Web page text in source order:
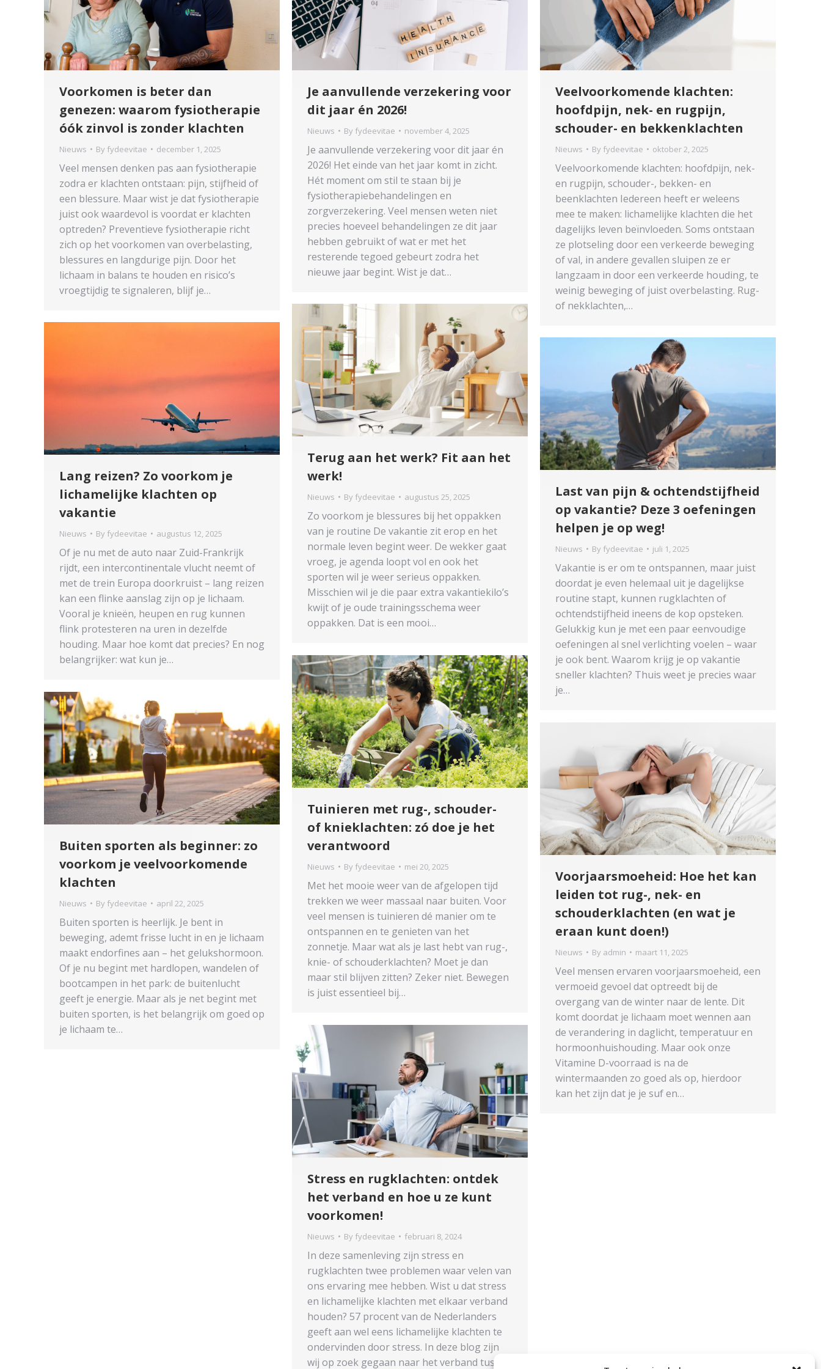
Voorkomen is beter dan
genezen: waarom fysiotherapie
óók zinvol is zonder klachten
Nieuws By fydeevitae december 1, 2025
Veel mensen denken pas aan fysiotherapie
zodra er klachten ontstaan: pijn, stijfheid of
een blessure. Maar wist je dat fysiotherapie
juist ook waardevol is voordat er klachten
optreden? Preventieve fysiotherapie richt
zich op het voorkomen van overbelasting,
blessures en langdurige pijn. Door het
lichaam in balans te houden en risico’s
vroegtijdig te signaleren, blijf je…
Je aanvullende verzekering voor
dit jaar én 2026!
Nieuws By fydeevitae november 4, 2025
Je aanvullende verzekering voor dit jaar én
2026! Het einde van het jaar komt in zicht.
Hét moment om stil te staan bij je
fysiotherapiebehandelingen en
zorgverzekering. Veel mensen weten niet
precies hoeveel behandelingen ze dit jaar
hebben gebruikt of wat er met het
resterende tegoed gebeurt zodra het
nieuwe jaar begint. Wist je dat…
Veelvoorkomende klachten:
hoofdpijn, nek- en rugpijn,
schouder- en bekkenklachten
Nieuws By fydeevitae oktober 2, 2025
Veelvoorkomende klachten: hoofdpijn, nek-
en rugpijn, schouder-, bekken- en
beenklachten Iedereen heeft er weleens
mee te maken: lichamelijke klachten die het
dagelijks leven beïnvloeden. Soms ontstaan
ze plotseling door een verkeerde beweging
of val, in andere gevallen sluipen ze er
langzaam in door een verkeerde houding, te
weinig beweging of juist overbelasting. Rug-
of nekklachten,…
Terug aan het werk? Fit aan het
werk!
Nieuws By fydeevitae augustus 25, 2025
Zo voorkom je blessures bij het oppakken
van je routine De vakantie zit erop en het
normale leven begint weer. De wekker gaat
vroeg, je agenda loopt vol en ook het
sporten wil je weer serieus oppakken.
Misschien wil je die paar extra vakantiekilo’s
kwijt of je oude trainingsschema weer
oppakken. Dat is een mooi…
Lang reizen? Zo voorkom je
lichamelijke klachten op
vakantie
Nieuws By fydeevitae augustus 12, 2025
Of je nu met de auto naar Zuid-Frankrijk
rijdt, een intercontinentale vlucht neemt of
met de trein Europa doorkruist – lang reizen
kan een flinke aanslag zijn op je lichaam.
Vooral je knieën, heupen en rug kunnen
flink protesteren na uren in dezelfde
houding. Maar hoe komt dat precies? En nog
belangrijker: wat kun je…
Last van pijn & ochtendstijfheid
op vakantie? Deze 3 oefeningen
helpen je op weg!
Nieuws By fydeevitae juli 1, 2025
Vakantie is er om te ontspannen, maar juist
doordat je even helemaal uit je dagelijkse
routine stapt, kunnen rugklachten of
ochtendstijfheid ineens de kop opsteken.
Gelukkig kun je met een paar eenvoudige
oefeningen al snel verlichting voelen – waar
je ook bent. Waarom krijg je op vakantie
sneller klachten? Thuis weet je precies waar
je…
Tuinieren met rug-, schouder-
of knieklachten: zó doe je het
verantwoord
Nieuws By fydeevitae mei 20, 2025
Met het mooie weer van de afgelopen tijd
trekken we weer massaal naar buiten. Voor
veel mensen is tuinieren dé manier om te
ontspannen en te genieten van het
zonnetje. Maar wat als je last hebt van rug-,
knie- of schouderklachten? Moet je dan
maar stil blijven zitten? Zeker niet. Bewegen
is juist essentieel bij…
Buiten sporten als beginner: zo
voorkom je veelvoorkomende
klachten
Nieuws By fydeevitae april 22, 2025
Buiten sporten is heerlijk. Je bent in
beweging, ademt frisse lucht in en je lichaam
maakt endorfines aan – het gelukshormoon.
Of je nu begint met hardlopen, wandelen of
bootcampen in het park: de buitenlucht
geeft je energie. Maar als je net begint met
buiten sporten, is het belangrijk om goed op
je lichaam te…
Voorjaarsmoeheid: Hoe het kan
leiden tot rug-, nek- en
schouderklachten (en wat je
eraan kunt doen!)
Nieuws By admin maart 11, 2025
Veel mensen ervaren voorjaarsmoeheid, een
vermoeid gevoel dat optreedt bij de
overgang van de winter naar de lente. Dit
komt doordat je lichaam moet wennen aan
de verandering in daglicht, temperatuur en
hormoonhuishouding. Maar ook onze
Vitamine D-voorraad is na de
wintermaanden zo goed als op, hierdoor
kan het zijn dat je je suf en…
Stress en rugklachten: ontdek
het verband en hoe u ze kunt
voorkomen!
Nieuws By fydeevitae februari 8, 2024
In deze samenleving zijn stress en
rugklachten twee problemen waar velen van
ons ervaring mee hebben. Wist u dat stress
en lichamelijke klachten met elkaar verband
houden? 57 procent van de Nederlanders
geeft aan wel eens lichamelijke klachten te
ondervinden door stress. In deze blog zijn
wij op zoek gegaan naar het verband tussen